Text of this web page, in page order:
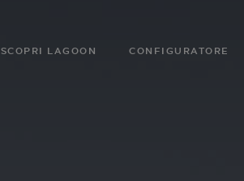
SCOPRI LAGOON CONFIGURATORE